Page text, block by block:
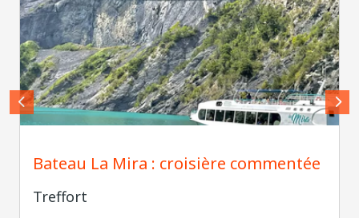
Bateau La Mira : croisière commentée
Treffort